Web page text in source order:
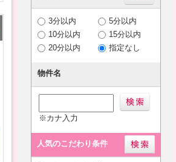
3分以内
5分以内
10分以内
15分以内
20分以内
指定なし
物件名
※カナ入力
人気のこだわり条件